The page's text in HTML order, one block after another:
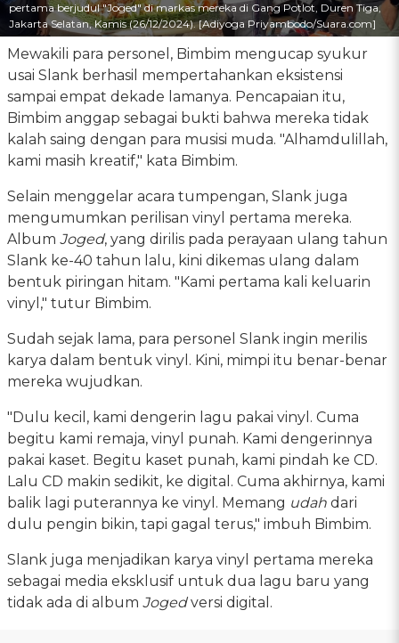
pertama berjudul "Joged" di markas mereka di Gang Potlot, Duren Tiga,
Jakarta Selatan, Kamis (26/12/2024). [Adiyoga Priyambodo/Suara.com]
Mewakili para personel, Bimbim mengucap syukur
usai Slank berhasil mempertahankan eksistensi
sampai empat dekade lamanya. Pencapaian itu,
Bimbim anggap sebagai bukti bahwa mereka tidak
kalah saing dengan para musisi muda. "Alhamdulillah,
kami masih kreatif," kata Bimbim.
Selain menggelar acara tumpengan, Slank juga
mengumumkan perilisan vinyl pertama mereka.
Album Joged, yang dirilis pada perayaan ulang tahun
Slank ke-40 tahun lalu, kini dikemas ulang dalam
bentuk piringan hitam. "Kami pertama kali keluarin
vinyl," tutur Bimbim.
Sudah sejak lama, para personel Slank ingin merilis
karya dalam bentuk vinyl. Kini, mimpi itu benar-benar
mereka wujudkan.
"Dulu kecil, kami dengerin lagu pakai vinyl. Cuma
begitu kami remaja, vinyl punah. Kami dengerinnya
pakai kaset. Begitu kaset punah, kami pindah ke CD.
Lalu CD makin sedikit, ke digital. Cuma akhirnya, kami
balik lagi puterannya ke vinyl. Memang udah dari
dulu pengin bikin, tapi gagal terus," imbuh Bimbim.
Slank juga menjadikan karya vinyl pertama mereka
sebagai media eksklusif untuk dua lagu baru yang
tidak ada di album Jogedversi digital.